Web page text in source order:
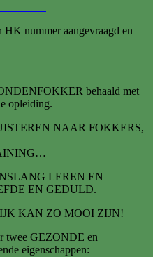
nummer aangevraagd en
behaald met
opleiding.
NAAR FOKKERS,
LEREN EN
EN GEDULD.
KAN ZO MOOI ZIJN!
twee GEZONDE en
eigenschappen: